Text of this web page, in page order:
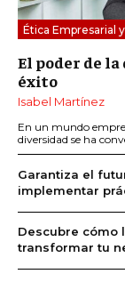
Ética Empresarial
El poder de
éxito
Isabel Martínez
En un mundo
diversidad se ha
Garantiza el
implementar
Descubre cómo
transformar tu